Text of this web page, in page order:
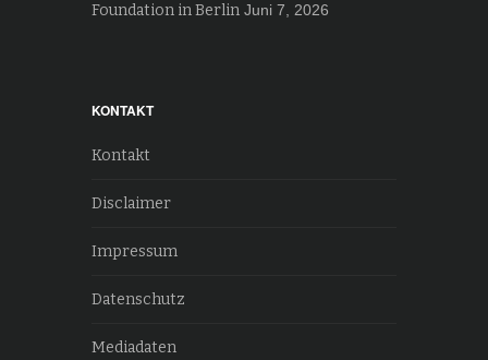
Foundation in Berlin Juni 7, 2026
KONTAKT
Kontakt
Disclaimer
Impressum
Datenschutz
Mediadaten